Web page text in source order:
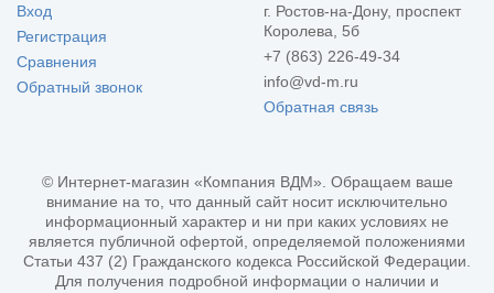
Вход
Регистрация
Сравнения
Обратный звонок
г. Ростов-на-Дону, проспект
Королева, 5б
+7 (863) 226-49-34
info@vd-m.ru
Обратная связь
© Интернет-магазин «Компания ВДМ». Обращаем ваше
внимание на то, что данный сайт носит исключительно
информационный характер и ни при каких условиях не
является публичной офертой, определяемой положениями
Статьи 437 (2) Гражданского кодекса Российской Федерации.
Для получения подробной информации о наличии и